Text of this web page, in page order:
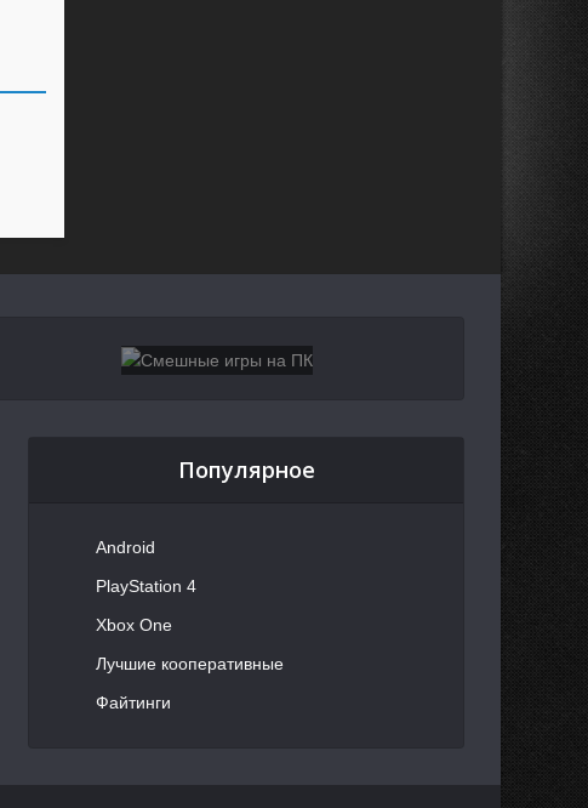
Популярное
Android
PlayStation 4
Xbox One
Лучшие кооперативные
Файтинги